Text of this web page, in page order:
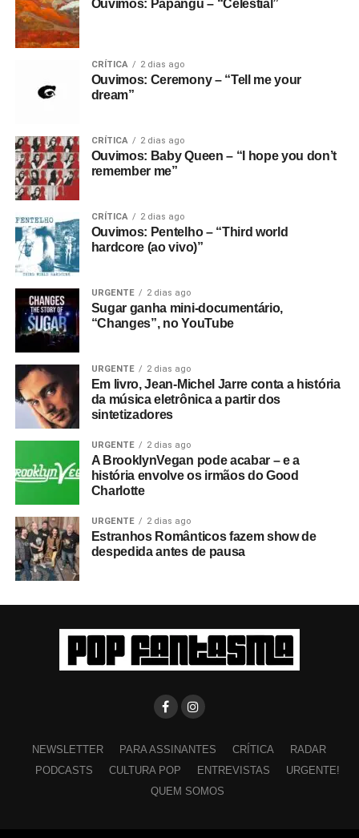
Ouvimos: Papangu – “Celestial”
CRÍTICA 2 dias ago
Ouvimos: Ceremony – “Tell me your
dream”
CRÍTICA 2 dias ago
Ouvimos: Baby Queen – “I hope you don’t
remember me”
CRÍTICA 2 dias ago
Ouvimos: Pentelho – “Third world
hardcore (ao vivo)”
URGENTE 2 dias ago
Sugar ganha mini-documentário,
“Changes”, no YouTube
URGENTE 2 dias ago
Em livro, Jean-Michel Jarre conta a história
da música eletrônica a partir dos
sintetizadores
URGENTE 2 dias ago
A BrooklynVegan pode acabar – e a
história envolve os irmãos do Good
Charlotte
URGENTE 2 dias ago
Estranhos Românticos fazem show de
despedida antes de pausa
NEWSLETTER PARA ASSINANTES CRÍTICA
RADAR
PODCASTS
CULTURA POP ENTREVISTAS
URGENTE!
QUEM SOMOS